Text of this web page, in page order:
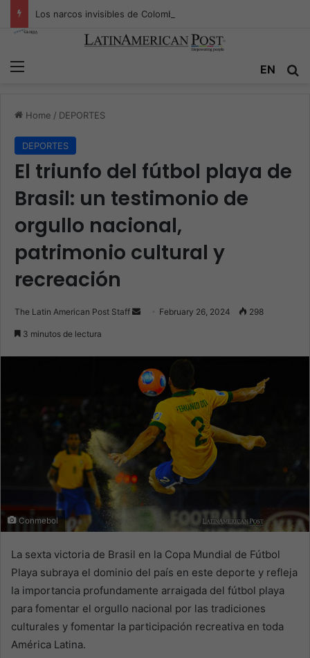
Menu EN
Home / DEPORTES
DEPORTES
El triunfo del fútbol playa de
Brasil: un testimonio de
orgullo nacional,
patrimonio cultural y
recreación
The Latin American Post Staff
Send February 26, 2024 298
3 minutos de lectura
Conmebol
La sexta victoria de Brasil en la Copa Mundial de Fútbol
Playa subraya el dominio del país en este deporte y refleja
la importancia profundamente arraigada del fútbol playa
para fomentar el orgullo nacional por las tradiciones
culturales y fomentar la participación recreativa en toda
América Latina.